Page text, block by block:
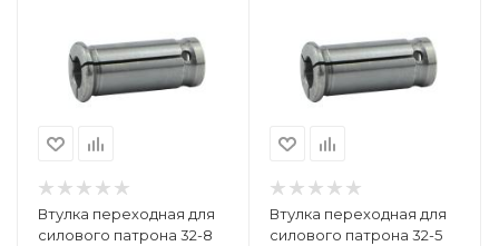
Втулка переходная для
силового патрона 32-8
Втулка переходная для
силового патрона 32-5